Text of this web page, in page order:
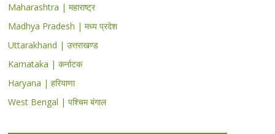
Maharashtra | महाराष्ट्र
Madhya Pradesh | मध्य प्रदेश
Uttarakhand | उत्तराखण्ड
Karnataka | कर्नाटक
Haryana | हरियाणा
West Bengal | पश्चिम बंगाल